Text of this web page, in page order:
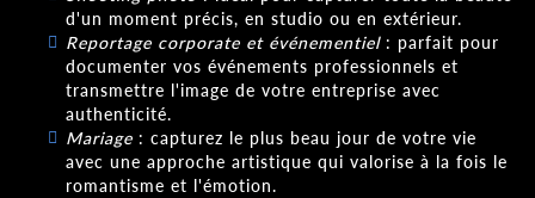
d'un moment précis, en studio ou en extérieur.
Reportage corporate et événementiel: parfait pour
documenter vos événements professionnels et
transmettre l'image de votre entreprise avec
authenticité.
Mariage : capturez le plus beau jour de votre vie
avec une approche artistique qui valorise à la fois le
romantisme et l'émotion.